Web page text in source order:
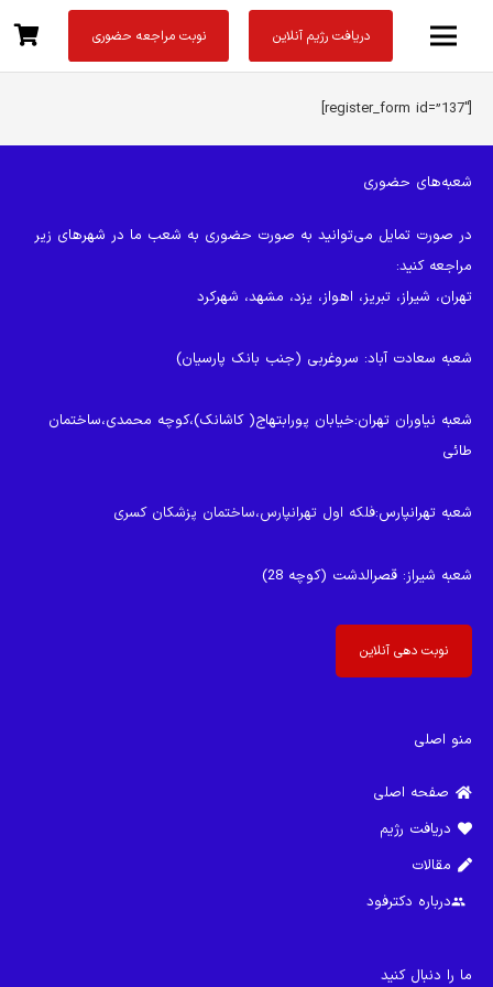
دریافت رژیم آنلاین نوبت مراجعه حضوری
[register_form id=”137″]
شعبه‌های حضوری
در صورت تمایل می‌توانید به صورت حضوری به شعب ما در شهرهای زیر
مراجعه کنید:
تهران، شیراز، تبریز، اهواز، یزد، مشهد، شهرکرد
شعبه سعادت آباد: سروغربی (جنب بانک پارسیان)
شعبه نیاوران تهران:خیابان پورابتهاج( کاشانک)،کوچه محمدی،ساختمان
طائی
شعبه تهرانپارس:فلکه اول تهرانپارس،ساختمان پزشکان کسری
شعبه شیراز: قصرالدشت (کوچه 28)
نوبت دهی آنلاین
منو اصلی
صفحه اصلی
دریافت رژیم
مقالات
groupدرباره دکترفود
ما را دنبال کنید